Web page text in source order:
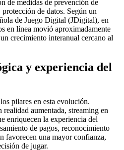
de medidas de prevención de
de datos. Según un
de Juego Digital (JDigital), en
en línea movió aproximadamente
crecimiento interanual cercano al
y experiencia del
pilares en esta evolución.
aumentada, streaming en
enriquecen la experiencia del
de pagos, reconocimiento
favorecen una mayor confianza,
de jugar.